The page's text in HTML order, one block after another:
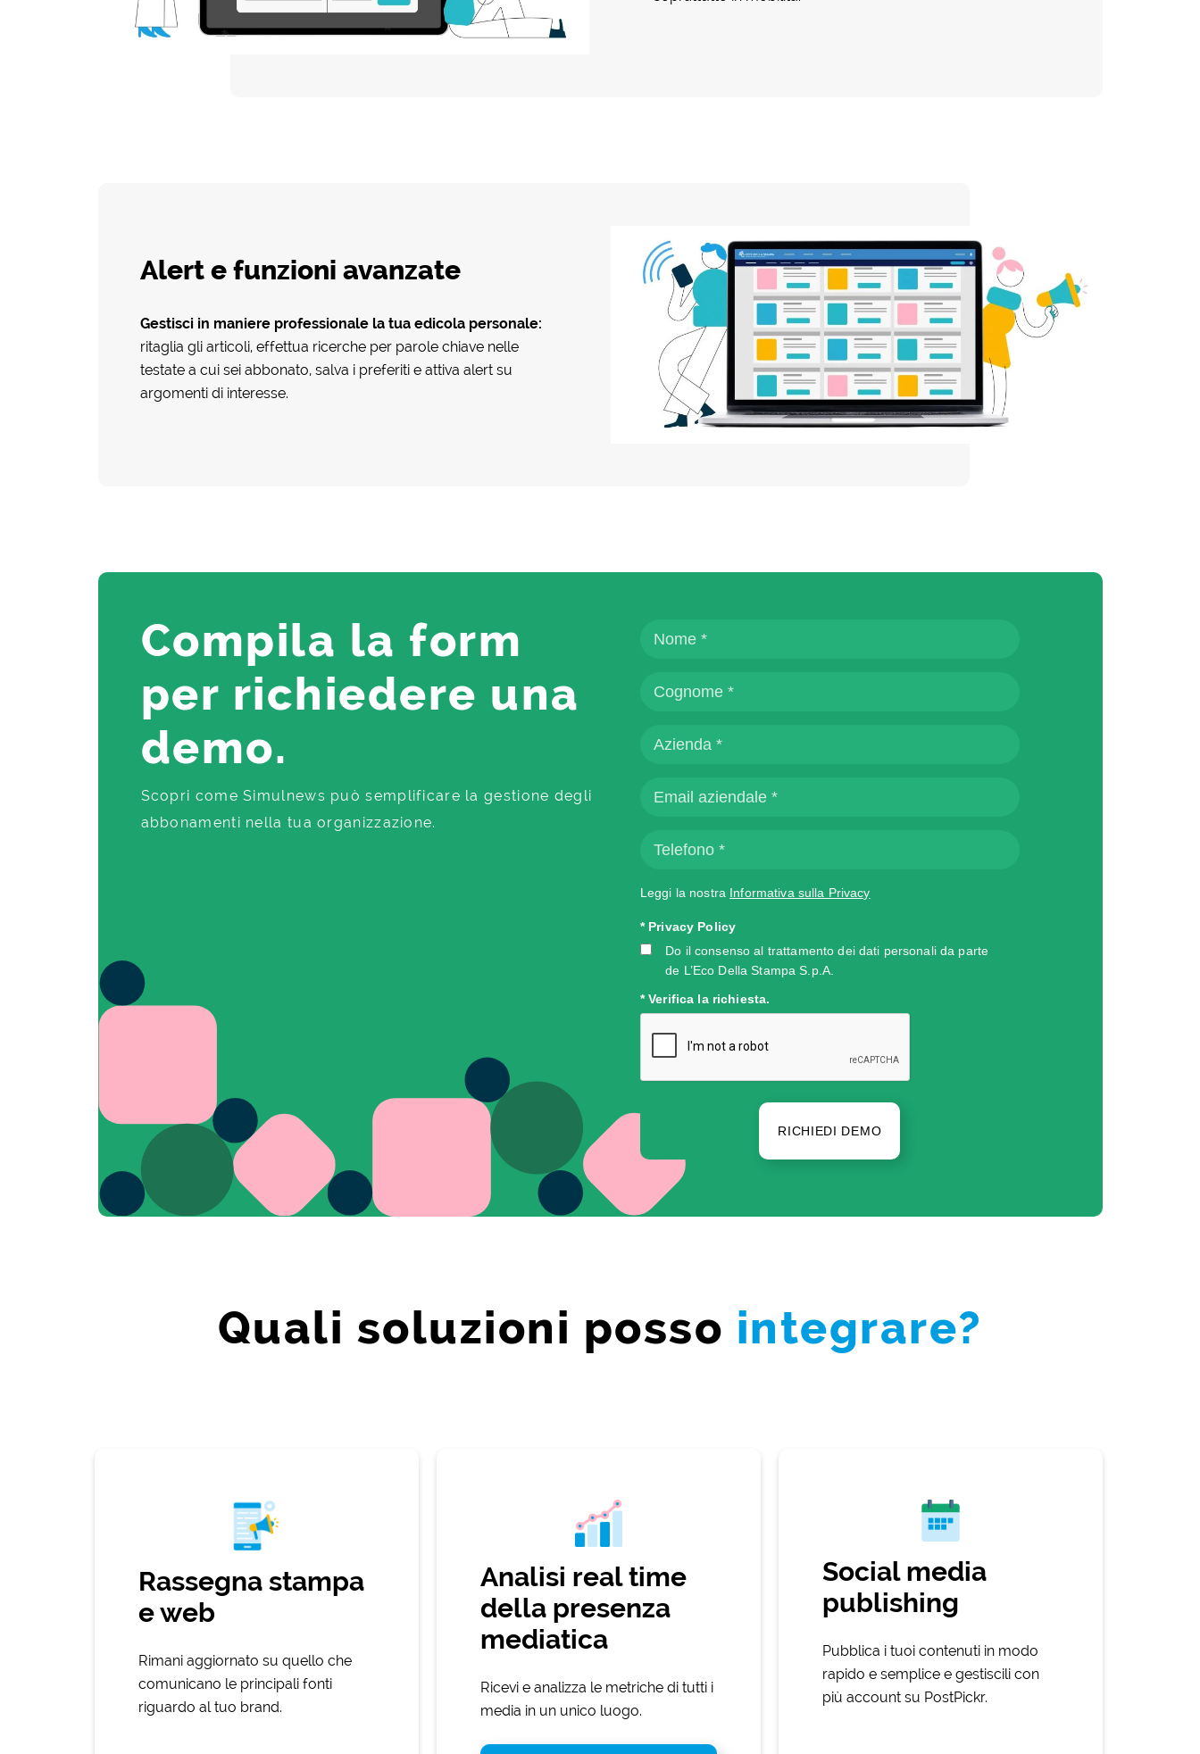
Alert e funzioni avanzate
Gestisci in maniere professionale la tua edicola personale:
ritaglia gli articoli, effettua ricerche per parole chiave nelle
testate a cui sei abbonato, salva i preferiti e attiva alert su
argomenti di interesse.
Compila la form
per richiedere una
demo.
Scopri come Simulnews può semplificare la gestione degli
abbonamenti nella tua organizzazione.
Leggi la nostra Informativa sulla Privacy
* Privacy Policy
Do il consenso al trattamento dei dati personali da parte
de L’Eco Della Stampa S.p.A.
* Verifica la richiesta.
RICHIEDI DEMO
Quali soluzioni posso integrare?
Rassegna stampa
e web
Rimani aggiornato su quello che
comunicano le principali fonti
riguardo al tuo brand.
Analisi real time
della presenza
mediatica
Ricevi e analizza le metriche di tutti i
media in un unico luogo.
Social media
publishing
Pubblica i tuoi contenuti in modo
rapido e semplice e gestiscili con
più account su PostPickr.